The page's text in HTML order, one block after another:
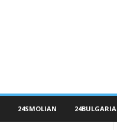
24SMOLIAN 24BULGARIA